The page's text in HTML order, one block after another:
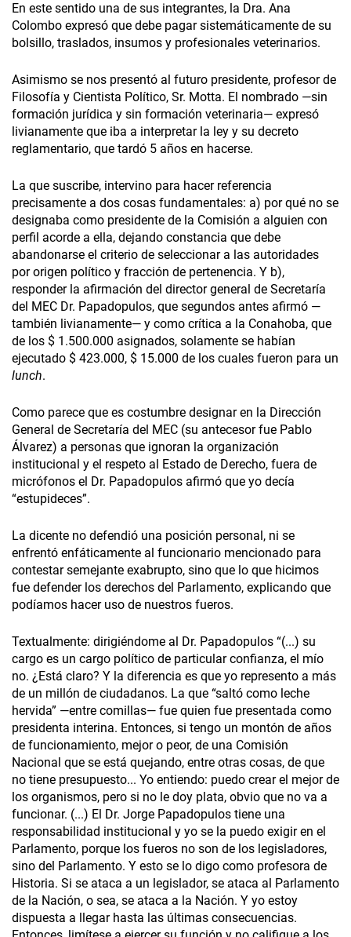
En este sentido una de sus integrantes, la Dra. Ana
Colombo expresó que debe pagar sistemáticamente de su
bolsillo, traslados, insumos y profesionales veterinarios.
Asimismo se nos presentó al futuro presidente, profesor de
Filosofía y Cientista Político, Sr. Motta. El nombrado —sin
formación jurídica y sin formación veterinaria— expresó
livianamente que iba a interpretar la ley y su decreto
reglamentario, que tardó 5 años en hacerse.
La que suscribe, intervino para hacer referencia
precisamente a dos cosas fundamentales: a) por qué no se
designaba como presidente de la Comisión a alguien con
perfil acorde a ella, dejando constancia que debe
abandonarse el criterio de seleccionar a las autoridades
por origen político y fracción de pertenencia. Y b),
responder la afirmación del director general de Secretaría
del MEC Dr. Papadopulos, que segundos antes afirmó —
también livianamente— y como crítica a la Conahoba, que
de los $ 1.500.000 asignados, solamente se habían
ejecutado $ 423.000, $ 15.000 de los cuales fueron para un
lunch.
Como parece que es costumbre designar en la Dirección
General de Secretaría del MEC (su antecesor fue Pablo
Álvarez) a personas que ignoran la organización
institucional y el respeto al Estado de Derecho, fuera de
micrófonos el Dr. Papadopulos afirmó que yo decía
“estupideces”.
La dicente no defendió una posición personal, ni se
enfrentó enfáticamente al funcionario mencionado para
contestar semejante exabrupto, sino que lo que hicimos
fue defender los derechos del Parlamento, explicando que
podíamos hacer uso de nuestros fueros.
Textualmente: dirigiéndome al Dr. Papadopulos “(...) su
cargo es un cargo político de particular confianza, el mío
no. ¿Está claro? Y la diferencia es que yo represento a más
de un millón de ciudadanos. La que “saltó como leche
hervida” —entre comillas— fue quien fue presentada como
presidenta interina. Entonces, si tengo un montón de años
de funcionamiento, mejor o peor, de una Comisión
Nacional que se está quejando, entre otras cosas, de que
no tiene presupuesto... Yo entiendo: puedo crear el mejor de
los organismos, pero si no le doy plata, obvio que no va a
funcionar. (...) El Dr. Jorge Papadopulos tiene una
responsabilidad institucional y yo se la puedo exigir en el
Parlamento, porque los fueros no son de los legisladores,
sino del Parlamento. Y esto se lo digo como profesora de
Historia. Si se ataca a un legislador, se ataca al Parlamento
de la Nación, o sea, se ataca a la Nación. Y yo estoy
dispuesta a llegar hasta las últimas consecuencias.